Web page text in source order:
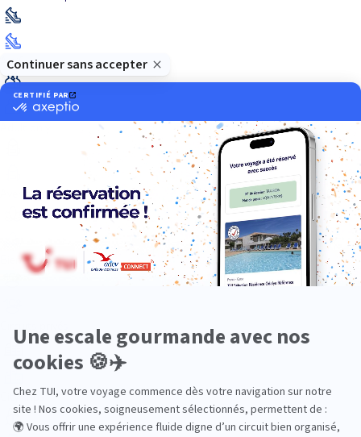
Actif
Aventure
Bien-être
City Trips